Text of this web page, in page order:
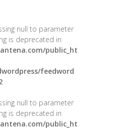
null to parameter
is deprecated in
public_ht
feedword
null to parameter
is deprecated in
public_ht